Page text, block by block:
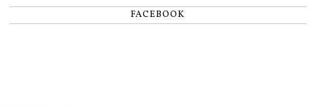
FACEBOOK